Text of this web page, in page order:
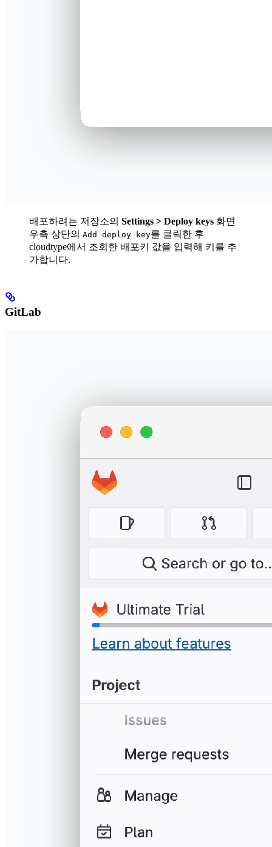
배포하려는 저장소의 Settings > Deploy keys 화면
우측 상단의 Add deploy key를 클릭한 후
cloudtype에서 조회한 배포키 값을 입력해 키를 추
가합니다.
GitLab